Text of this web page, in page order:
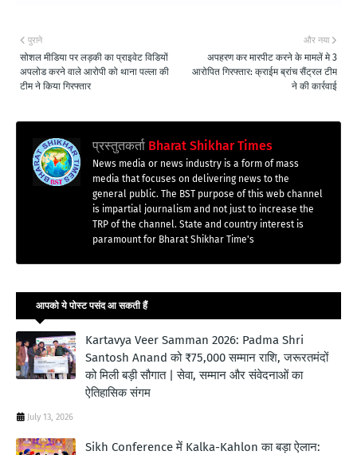
और नया
अपहरण कर मारपीट करने के मामलें मे 3
आरोपित गिरफ्तार: क्राईम ब्रांच सैंट्रल टीम
ने की कार्रवाई
पुराने
सोशल मीडिया पर लड़की का प्राइवेट विडियों
अपलोड करने वाले आरोपी को थाना पल्ला की
टीम ने किया गिरफ्तार
प्रस्तुतकर्ता Bharat Shikhar Times
News media or news industry is a form of mass
media that focuses on delivering news to the
general public. The BST purpose of this web channel
is impartial journalism and not just to increase the
TRP of the channel. State and country interest is
paramount for Bharat Shikhar Time's
आपको ये पोस्ट पसंद आ सकती हैं
Kartavya Veer Samman 2026: Padma Shri
Santosh Anand को ₹75,000 सम्मान राशि, जरूरतमंदों
को मिली बड़ी सौगात | सेवा, सम्मान और संवेदनाओं का
ऐतिहासिक संगम
July 13, 2026
Sikh Conference में Kalka-Kahlon का बड़ा ऐलान: